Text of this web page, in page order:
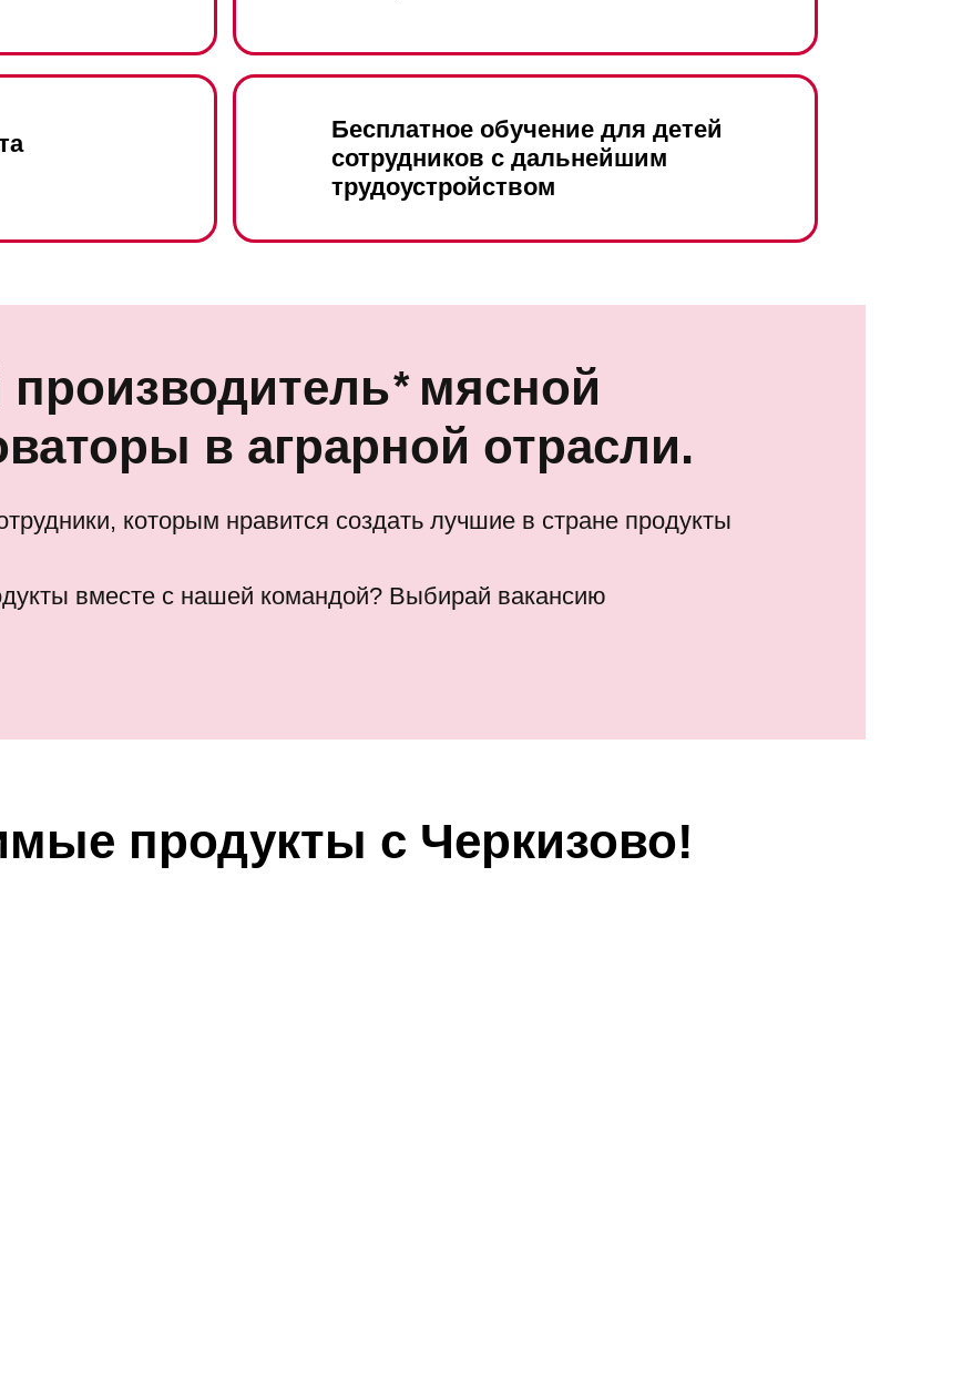
Бесплатное обучение для детей
сотрудников с дальнейшим
трудоустройством
*мясной
в аграрной отрасли.
которым нравится создать лучшие в стране продукты
вместе с нашей командой? Выбирай вакансию
продукты с Черкизово!